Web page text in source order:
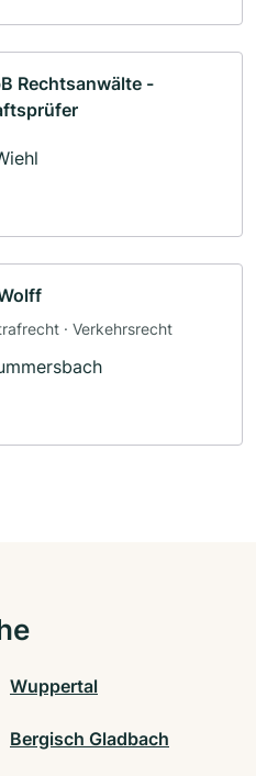
Rechtsanwälte -
· Verkehrsrecht
Wuppertal
Bergisch Gladbach